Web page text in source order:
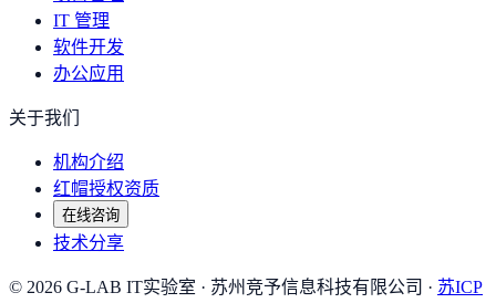
IT 管理
软件开发
办公应用
关于我们
机构介绍
红帽授权资质
在线咨询
技术分享
© 2026 G-LAB IT实验室 · 苏州竞予信息科技有限公司 · 苏ICP